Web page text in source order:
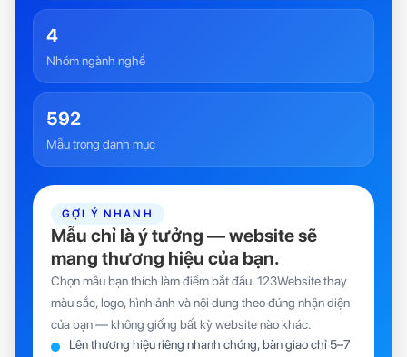
4
Nhóm ngành nghề
592
Mẫu trong danh mục
GỢI Ý NHANH
Mẫu chỉ là ý tưởng — website sẽ
mang thương hiệu của bạn.
Chọn mẫu bạn thích làm điểm bắt đầu. 123Website thay
màu sắc, logo, hình ảnh và nội dung theo đúng nhận diện
của bạn — không giống bất kỳ website nào khác.
Lên thương hiệu riêng nhanh chóng, bàn giao chỉ 5–7